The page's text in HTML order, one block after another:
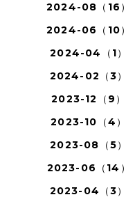
2024-08（16）
2024-06（10）
2024-04（1）
2024-02（3）
2023-12（9）
2023-10（4）
2023-08（5）
2023-06（14）
2023-04（3）